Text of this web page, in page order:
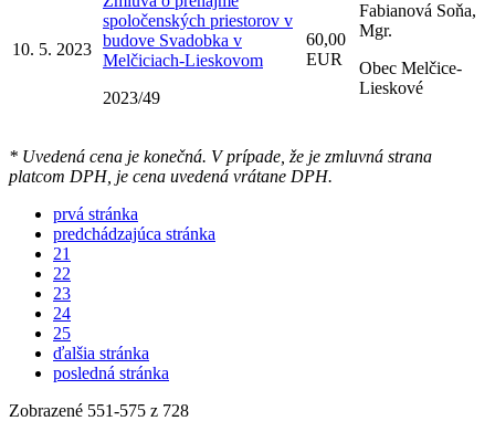
10. 5. 2023
spoločenských priestorov v
budove Svadobka v
Melčiciach-Lieskovom
2023/49
60,00
EUR
Fabianová Soňa,
Mgr.
Obec Melčice-
Lieskové
* Uvedená cena je konečná. V prípade, že je zmluvná strana
platcom DPH, je cena uvedená vrátane DPH.
prvá stránka
predchádzajúca stránka
21
22
23
24
25
ďalšia stránka
posledná stránka
Zobrazené 551-575 z 728